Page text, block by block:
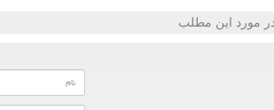
در مورد این مطلب